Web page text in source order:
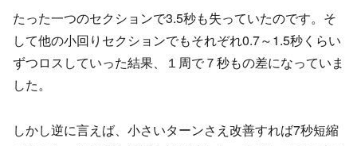
たった一つのセクションで3.5秒も失っていたのです。そ
して他の小回りセクションでもそれぞれ0.7～1.5秒くらい
ずつロスしていった結果、１周で７秒もの差になっていま
した。
しかし逆に言えば、小さいターンさえ改善すれば7秒短縮